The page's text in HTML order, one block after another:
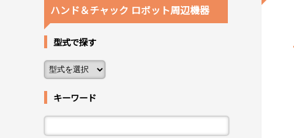
ハンド＆チャック ロボット周辺機器
型式で探す
キーワード